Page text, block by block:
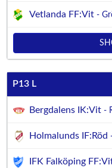
Vetlanda FF:Vit -
P13 L
Bergdalens IK:Vit -
Holmalunds IF:Röd
IFK Falköping